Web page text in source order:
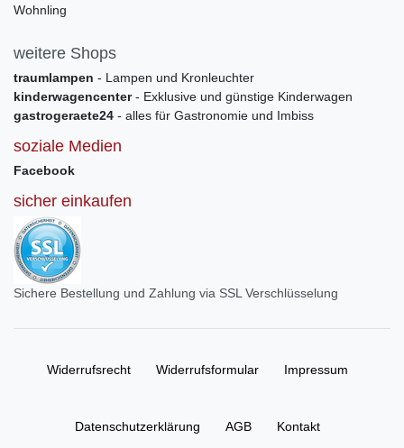
Wohnling
weitere Shops
traumlampen - Lampen und Kronleuchter
kinderwagencenter- Exklusive und günstige Kinderwagen
gastrogeraete24 - alles für Gastronomie und Imbiss
soziale Medien
Facebook
sicher einkaufen
Sichere Bestellung und Zahlung via SSL Verschlüsselung
Widerrufs­recht Widerrufs­formular Impressum
Daten­schutz­erklärung AGB Kontakt